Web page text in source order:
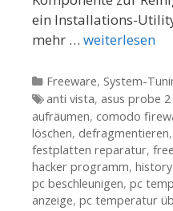
ein Installations-
mehr … weiterlesen
Kategorien
Freeware, System-
Tags
anti vista, asus probe
aufräumen, comodo
löschen, defragmentieren,
festplatten reparatur,
hacker programm,
pc beschleunigen, pc
anzeige, pc temperatur